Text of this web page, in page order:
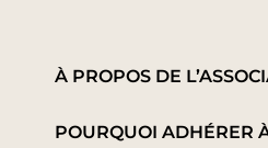
À PROPOS DE
POURQUOI ADHÉRER